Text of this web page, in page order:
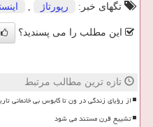
تگهای خبر:
رپورتاژ ,
این مطلب را می پسندید؟
تازه ترین مطالب مرتبط
از رؤیای زندگی در ون تا کابوس بی خانمانی
تشییع قرن مستند می شود